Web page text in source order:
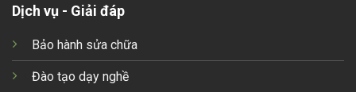
Dịch vụ - Giải đáp
Bảo hành sửa chữa
Đào tạo dạy nghề